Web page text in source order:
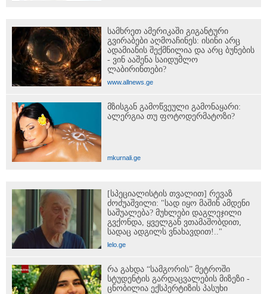
სამხრეთ ამერიკაში გიგანტური
გვირაბები აღმოაჩინეს: ისინი არც
ადამიანის შექმნილია და არც ბუნების
- ვინ ააშენა საიდუმლო
ლაბირინთები?
www.allnews.ge
მზისგან გამოწვეული გამონაყარი:
ალერგია თუ ფოტოდერმატოზი?
mkurnali.ge
[სპეციალისტის თვალით] რევაზ
ძოძუაშვილი: "სად იყო მაშინ ამდენი
საშუალება? მუხლები დაგლეჯილი
გვქონდა, ყველგან ვთამაშობდით,
სადაც ადგილს ვნახავდით!.."
lelo.ge
რა გახდა “სამგორის” მეტროში
სტუდენტის გარდაცვალების მიზეზი -
ცნობილია ექსპერტიზის პასუხი